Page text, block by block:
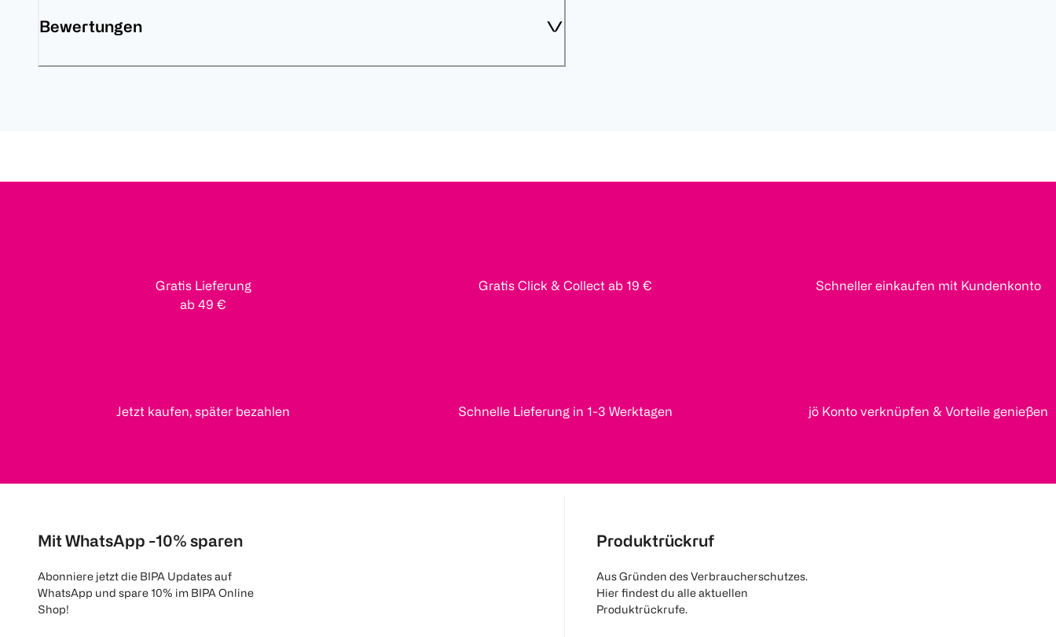
Bewertungen
Gratis Lieferung
ab 49 €
Gratis Click & Collect ab 19 € Schneller einkaufen mit Kundenkonto
Jetzt kaufen, später bezahlen Schnelle Lieferung in 1-3 Werktagen jö Konto verknüpfen & Vorteile genießen
Mit WhatsApp -10% sparen
Abonniere jetzt die BIPA Updates auf
WhatsApp und spare 10% im BIPA Online
Shop!
Produktrückruf
Aus Gründen des Verbraucherschutzes.
Hier findest du alle aktuellen
Produktrückrufe.